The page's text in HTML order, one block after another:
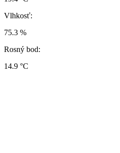
Vlhkosť:
75.3 %
Rosný bod:
14.9 °C